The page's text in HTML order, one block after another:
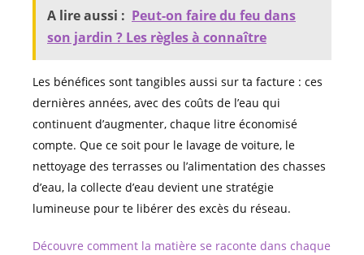
A lire aussi : Peut-on faire du feu dans
son jardin ? Les règles à connaître
Les bénéfices sont tangibles aussi sur ta facture : ces
dernières années, avec des coûts de l’eau qui
continuent d’augmenter, chaque litre économisé
compte. Que ce soit pour le lavage de voiture, le
nettoyage des terrasses ou l’alimentation des chasses
d’eau, la collecte d’eau devient une stratégie
lumineuse pour te libérer des excès du réseau.
Découvre comment la matière se raconte dans chaque